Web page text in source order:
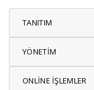
TANITIM
YÖNETİM
ONLİNE İŞLEMLER